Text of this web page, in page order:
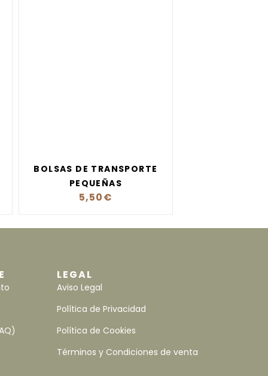
BOLSAS DE TRANSPORTE
PEQUEÑAS
5,50€
LEGAL
Aviso Legal
Política de Privacidad
Política de Cookies
Términos y Condiciones de venta